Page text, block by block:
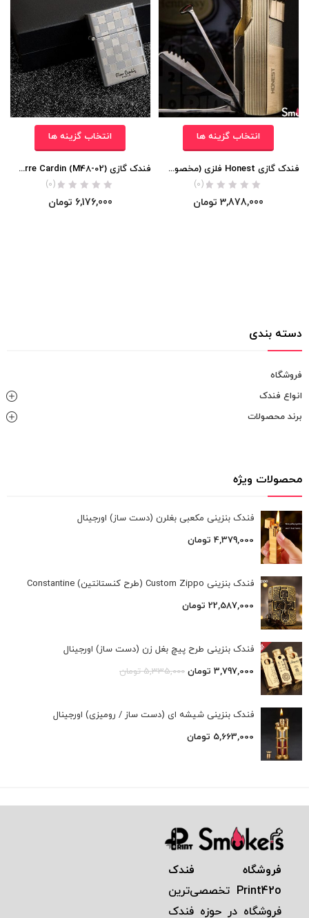
انتخاب گزینه ها
فندک گازی Honest فلزی (مخصوص پیپ) اورجینال
(0)
3,878,000 تومان
انتخاب گزینه ها
فندک گازی Pierre Cardin (M48-02) اورجینال
(0)
6,176,000 تومان
دسته بندی
فروشگاه
انواع فندک
برند محصولات
محصولات ویژه
فندک بنزینی مکعبی بغلرن (دست ساز) اورجینال
4,379,000 تومان
فندک بنزینی Custom Zippo (طرح کنستانتین) Constantine
22,587,000 تومان
فندک بنزینی طرح پیچ بغل زن (دست ساز) اورجینال
3,797,000 تومان 5,335,000 تومان
فندک بنزینی شیشه ای (دست ساز / رومیزی) اورجینال
5,663,000 تومان
فروشگاه فندک
Print42o تخصصی‌ترين
فروشگاه در حوزه فندک